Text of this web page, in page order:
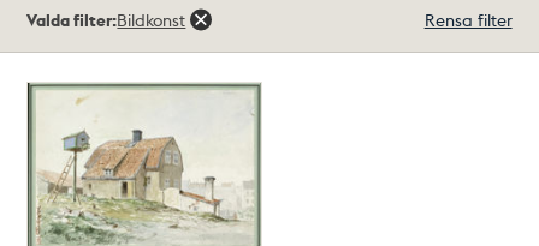
träffar
Valda filter:Bildkonst Rensa filter